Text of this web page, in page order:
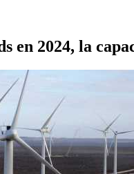
en 2024, la